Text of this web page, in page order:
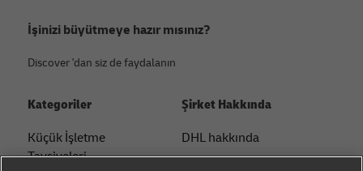
İşinizi büyütmeye hazır mısınız?
Discover 'dan siz de faydalanın
Kategoriler
Küçük İşletme
Tavsiyeleri
Şirket Hakkında
DHL hakkında